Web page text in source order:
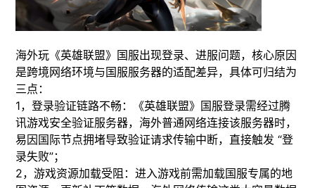
海外玩《英雄联盟》国服出现登录、进服问题，核心原因
是跨境网络环境与国服服务器的适配差异，具体可归结为
三点：​
1，登录验证链路不畅：《英雄联盟》国服登录需经过腾
讯游戏安全验证服务器，海外普通网络连接该服务器时，
易因国际节点拥堵导致验证请求传输中断，直接触发 “登
录失败”；
2，​游戏资源加载受阻：进入游戏前需加载国服专属的地